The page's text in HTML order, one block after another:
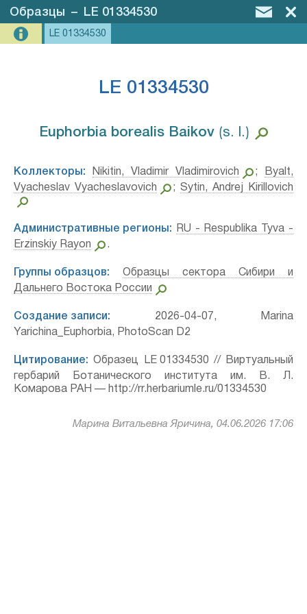
Образцы – LE 01334530
LE 01334530
LE 01334530
Euphorbia borealis Baikov⁣ ⟮s. l.⟯
Коллекторы: Nikitin, Vladimir Vladimirovich ;
Byalt,
Vyacheslav Vyacheslavovich
; Sytin, Andrej Kirillovich
Административные регионы:
RU - Respublika Tyva -
Erzinskiy Rayon
.
Группы образцов:
Образцы сектора Сибири и
Дальнего Востока России
Создание записи: 2026-04-07, Marina
Yarichina_Euphorbia, PhotoScan D2
Цитирование: Образец LE 01334530 // Виртуальный
гербарий Ботанического института им. В. Л.
Комарова РАН — http://rr.herbariumle.ru/01334530
Марина Витальевна Яричина, 04.06.2026 17:06